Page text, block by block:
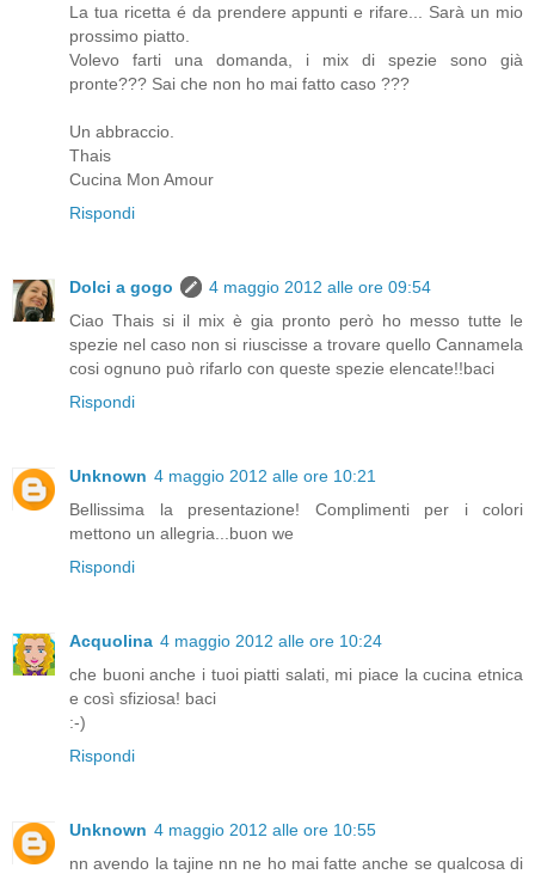
La tua ricetta é da prendere appunti e rifare... Sarà un mio
prossimo piatto.
Volevo farti una domanda, i mix di spezie sono già
pronte??? Sai che non ho mai fatto caso ???
Un abbraccio.
Thais
Cucina Mon Amour
Rispondi
Dolci a gogo
4 maggio 2012 alle ore 09:54
Ciao Thais si il mix è gia pronto però ho messo tutte le
spezie nel caso non si riuscisse a trovare quello Cannamela
cosi ognuno può rifarlo con queste spezie elencate!!baci
Rispondi
Unknown 4 maggio 2012 alle ore 10:21
Bellissima la presentazione! Complimenti per i colori
mettono un allegria...buon we
Rispondi
Acquolina 4 maggio 2012 alle ore 10:24
che buoni anche i tuoi piatti salati, mi piace la cucina etnica
e così sfiziosa! baci
:-)
Rispondi
Unknown 4 maggio 2012 alle ore 10:55
nn avendo la tajine nn ne ho mai fatte anche se qualcosa di